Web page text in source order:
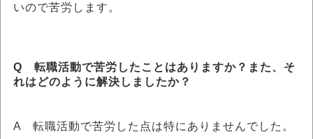
いので苦労します。
Q 転職活動で苦労したことはありますか？また、そ
れはどのように解決しましたか？
A 転職活動で苦労した点は特にありませんでした。